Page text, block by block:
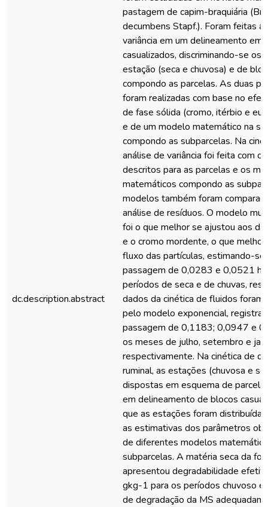
dc.description.abstract
pastagem de capim-braquiária
decumbens Stapf.). Foram feitas
variância em um delineamento em
casualizados, discriminando-se os
estação (seca e chuvosa) e de
compondo as parcelas. As duas
foram realizadas com base no
de fase sólida (cromo, itérbio e
e de um modelo matemático na
compondo as subparcelas. Na
análise de variância foi feita com
descritos para as parcelas e os
matemáticos compondo as
modelos também foram
análise de resíduos. O modelo
foi o que melhor se ajustou aos
e o cromo mordente, o que
fluxo das partículas, estimando-
passagem de 0,0283 e 0,0521 h-
períodos de seca e de chuvas,
dados da cinética de fluidos
pelo modelo exponencial,
passagem de 0,1183; 0,0947 e
os meses de julho, setembro e
respectivamente. Na cinética de
ruminal, as estações (chuvosa e
dispostas em esquema de
em delineamento de blocos
que as estações foram
as estimativas dos parâmetros
de diferentes modelos
subparcelas. A matéria seca da
apresentou degradabilidade
gkg-1 para os períodos chuvoso e
de degradação da MS